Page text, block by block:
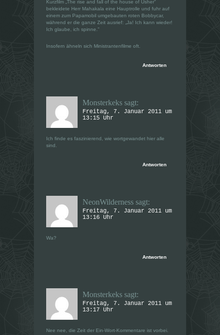
Kurzfilm „The rise and fall of the house of Usher“
bekleidete Herr Mahakala eine Hauptrolle und fuhr auf
einem zum Papamobil umgebauten roten Bobbycar,
während er die ganze Zeit ausrief: „Ja! Ich kann wieder!
Ich glaube, ich spinne.”
Insofern ähneln sich Ministrantenfilme oft.
Antworten
Monsterkeks sagt:
Freitag, 7. Januar 2011 um
13:15 Uhr
Ich finde es faszinierend, wie wortgewandet hier alle
sind.
Antworten
NeonWilderness sagt:
Freitag, 7. Januar 2011 um
13:16 Uhr
Wa?
Antworten
Monsterkeks sagt:
Freitag, 7. Januar 2011 um
13:17 Uhr
Nee nee, die Zeit der Ein-Wort-Kommentare ist vorbei.